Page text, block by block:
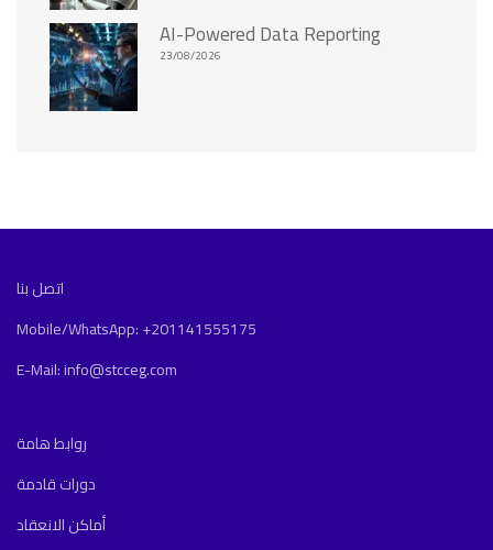
AI-Powered Data Reporting
23/08/2026
اتصل بنا
Mobile/WhatsApp: +201141555175
E-Mail: info@stcceg.com
روابط هامة
دورات قادمة
أماكن الانعقاد